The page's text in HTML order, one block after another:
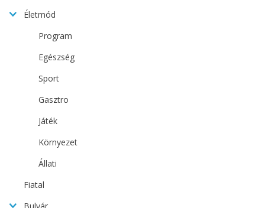
Életmód
Program
Egészség
Sport
Gasztro
Játék
Környezet
Állati
Fiatal